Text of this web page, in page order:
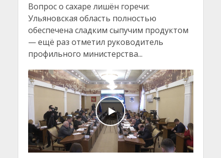
Вопрос о сахаре лишён горечи:
Ульяновская область полностью
обеспечена сладким сыпучим продуктом
— ещё раз отметил руководитель
профильного министерства...